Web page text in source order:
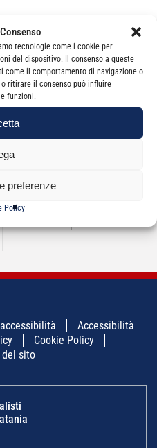
tecnologie come i cookie per
del dispositivo. Il consenso a queste
il comportamento di navigazione o
o ritirare il consenso può influire
funzioni.
preferenze
Policy
Catania 26 aprile 2024
Accessibilità
Cookie Policy
del sito